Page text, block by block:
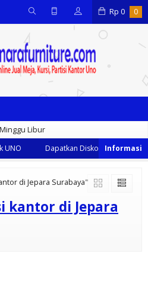
Rp 0 0
Libur
Dapatkan Diskon 35% dari
di Jepara Surabaya"
kantor di Jepara